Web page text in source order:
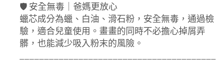
🛡 安全無毒｜爸媽更放心
蠟芯成分為蠟、白油、滑石粉，安全無毒，通過檢
驗，適合兒童使用。畫畫的同時不必擔心掉屑弄
髒，也能減少吸入粉末的風險。